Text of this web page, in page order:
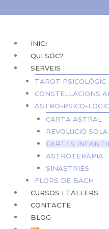
al
INICI
QUI SÓC?
SERVEIS
TAROT PSICOLÒGIC
CONSTEL·LACIONS
ASTRO-PSICO-
CARTA ASTRAL
REVOLUCIÓ
CARTES
ASTROTERÀPIA
SINASTRIES
FLORS DE BACH
CURSOS I TALLERS
CONTACTE
BLOG